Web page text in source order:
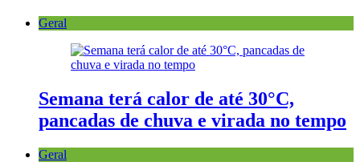
Geral
Semana terá calor de até 30°C,
pancadas de chuva e virada no tempo
Geral